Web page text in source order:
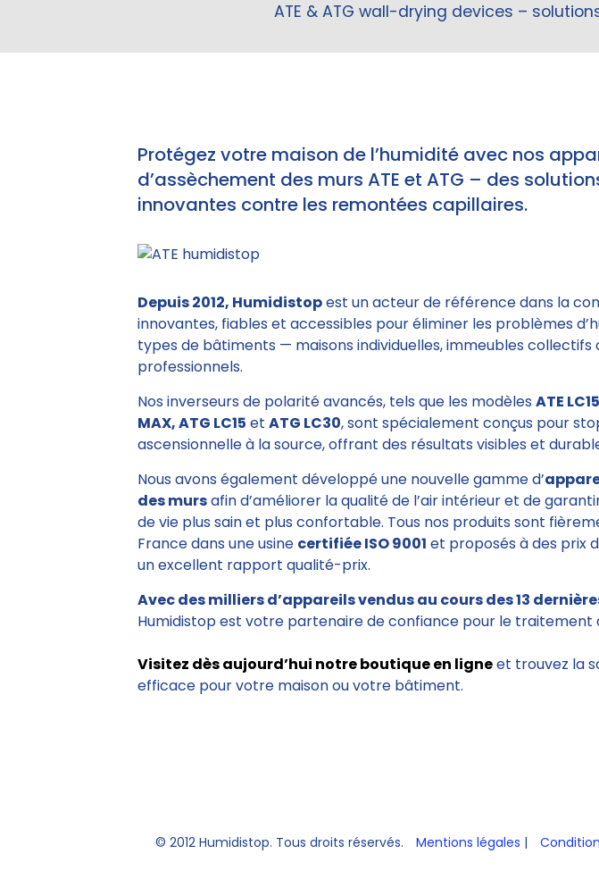
ATE & ATG wall-drying devices –
Protégez votre maison de l’humidité avec nos
d’assèchement des murs ATE et ATG – des
innovantes contre les remontées capillaires.
Depuis 2012, Humidistopest un acteur de référence dans la
innovantes, fiables et accessibles pour éliminer les problèmes
types de bâtiments — maisons individuelles, immeubles collectifs
professionnels.
Nos inverseurs de polarité avancés, tels que les modèles ATE
MAX, ATG LC15 et ATG LC30, sont spécialement conçus pour
ascensionnelle à la source, offrant des résultats visibles et
Nous avons également développé une nouvelle gamme d’
des mursafin d’améliorer la qualité de l’air intérieur et de
de vie plus sain et plus confortable. Tous nos produits sont
France dans une usine certifiée ISO 9001 et proposés à des prix
un excellent rapport qualité-prix.
Avec des milliers d’appareils vendus au cours des 13
Humidistop est votre partenaire de confiance pour le traitement
Visitez dès aujourd’hui notre boutique en ligneet trouvez la
efficace pour votre maison ou votre bâtiment.
© 2012 Humidistop. Tous droits réservés. Mentions légales |